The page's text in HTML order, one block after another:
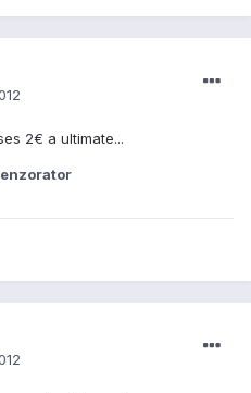
2€ a ultimate...